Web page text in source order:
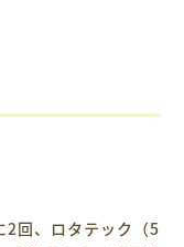
2回、ロタテック（5